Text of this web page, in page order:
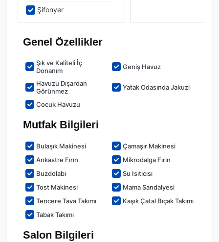
Şifonyer
Genel Özellikler
Şık ve Kaliteli İç
Donanım
Geniş Havuz
Havuzu Dışardan
Görünmez
Yatak Odasında Jakuzi
Çocuk Havuzu
Mutfak Bilgileri
Bulaşık Makinesi
Çamaşır Makinesi
Ankastre Fırın
Mikrodalga Fırın
Buzdolabı
Su Isıtıcısı
Tost Makinesi
Mama Sandalyesi
Tencere Tava Takımı
Kaşık Çatal Bıçak Takımı
Tabak Takımı
Salon Bilgileri